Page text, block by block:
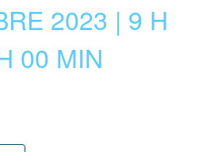
2023 | 9 H
00 MIN